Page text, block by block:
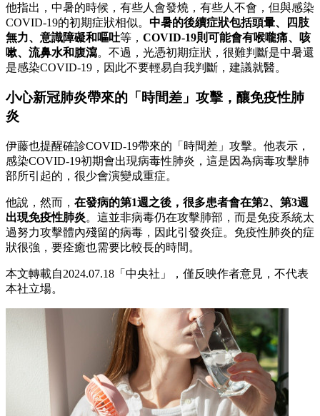
他指出，中暑的時候，有些人會發燒，有些人不會，但與感染
COVID-19的初期症狀相似。 中暑的後續症狀包括頭暈、四肢
無力、意識障礙和嘔吐等， COVID-19則可能會有喉嚨痛、咳
嗽、流鼻水和腹瀉。不過，光憑初期症狀，很難判斷是中暑還
是感染COVID-19，因此不要輕易自我判斷，建議就醫。
小心新冠肺炎帶來的「時間差」攻擊，釀免疫性肺
炎
伊藤也提醒確診COVID-19帶來的「時間差」攻擊。他表示，
感染COVID-19初期會出現病毒性肺炎，這是因為病毒攻擊肺
部所引起的，很少會演變成重症。
他說，然而， 在發病的第1週之後，很多患者會在第2、第3週
出現免疫性肺炎。這並非病毒仍在攻擊肺部，而是免疫系統太
過努力攻擊體內殘留的病毒，因此引發炎症。免疫性肺炎的症
狀很強，要痊癒也需要比較長的時間。
本文轉載自2024.07.18「中央社」，僅反映作者意見，不代表
本社立場。